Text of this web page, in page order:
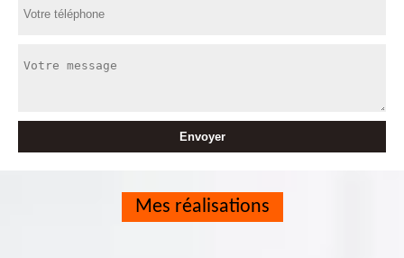
Mes réalisations